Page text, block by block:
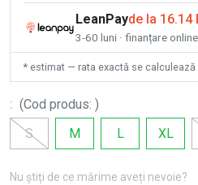
LeanPayde la 16.14
3-60 luni · finanțare online
* estimat — rata exactă se
: (Cod produs: )
S
M L XL
Nu știți de ce mărime aveți nevoie?